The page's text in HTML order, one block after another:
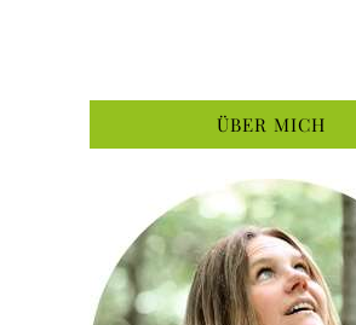
ÜBER MICH